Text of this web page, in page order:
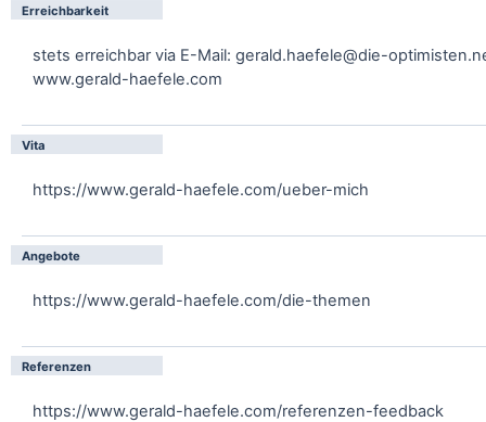
Erreichbarkeit
stets erreichbar via E-Mail: gerald.haefele@die-
www.gerald-haefele.com
Vita
https://www.gerald-haefele.com/ueber-mich
Angebote
https://www.gerald-haefele.com/die-themen
Referenzen
https://www.gerald-haefele.com/referenzen-feedback